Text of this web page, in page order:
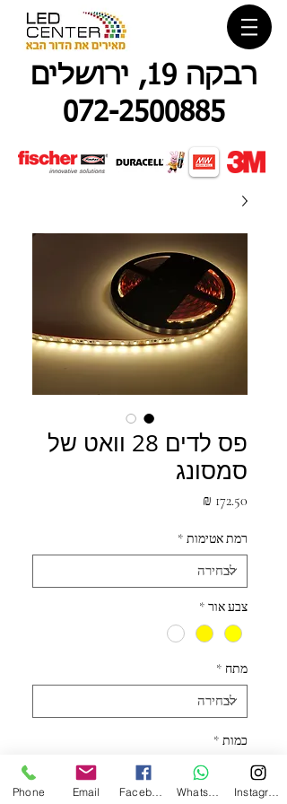
רבקה 19, ירושלים
072-2500885
פס לדים 28 וואט של
סמסונג
רמת אטימות *
צבע אור *
מתח *
כמות *
Phone Email